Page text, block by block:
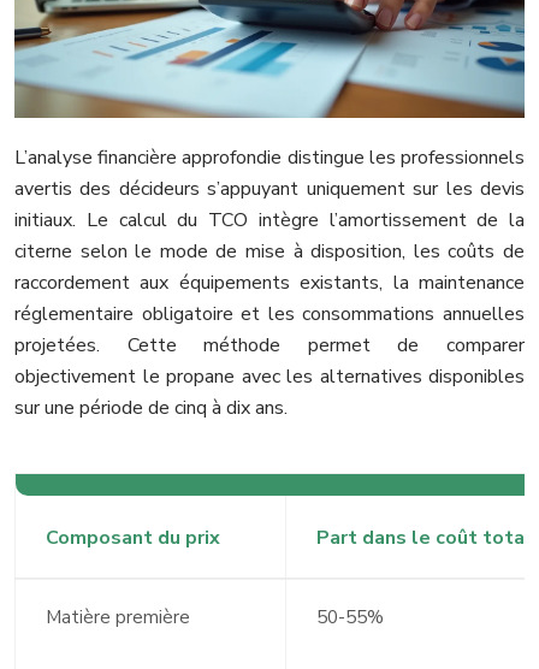
L’analyse financière approfondie distingue les professionnels
avertis des décideurs s’appuyant uniquement sur les devis
initiaux. Le calcul du TCO intègre l’amortissement de la
citerne selon le mode de mise à disposition, les coûts de
raccordement aux équipements existants, la maintenance
réglementaire obligatoire et les consommations annuelles
projetées. Cette méthode permet de comparer
objectivement le propane avec les alternatives disponibles
sur une période de cinq à dix ans.
Composant du prix Part dans le coût total
Matière première 50-55%